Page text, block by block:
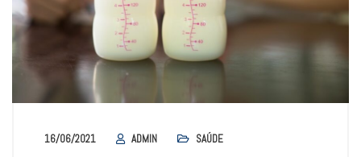
16/06/2021 ADMIN SAÚDE